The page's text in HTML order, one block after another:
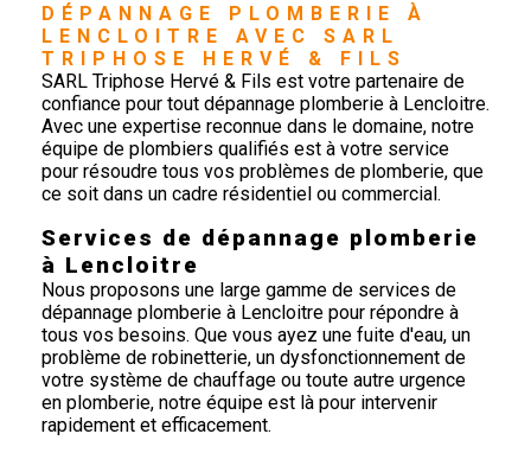
DÉPANNAGE PLOMBERIE À
LENCLOITRE AVEC SARL
TRIPHOSE HERVÉ & FILS
SARL Triphose Hervé & Fils est votre partenaire de
confiance pour tout dépannage plomberie à Lencloitre.
Avec une expertise reconnue dans le domaine, notre
équipe de plombiers qualifiés est à votre service
pour résoudre tous vos problèmes de plomberie, que
ce soit dans un cadre résidentiel ou commercial.
Services de dépannage plomberie
à Lencloitre
Nous proposons une large gamme de services de
dépannage plomberie à Lencloitre pour répondre à
tous vos besoins. Que vous ayez une fuite d'eau, un
problème de robinetterie, un dysfonctionnement de
votre système de chauffage ou toute autre urgence
en plomberie, notre équipe est là pour intervenir
rapidement et efficacement.